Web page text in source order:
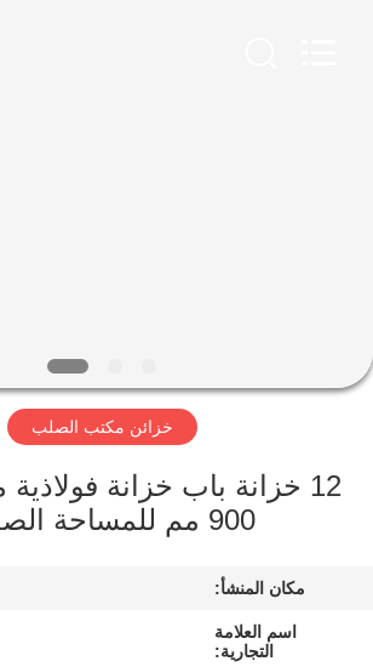
عنا
في
مراقبة
الجودة
خزائن مكتب الصلب
12 خزانة باب خزانة
900 مم للمساحة الصغيرة
مكان المنشأ:
اسم العلامة
التجارية: